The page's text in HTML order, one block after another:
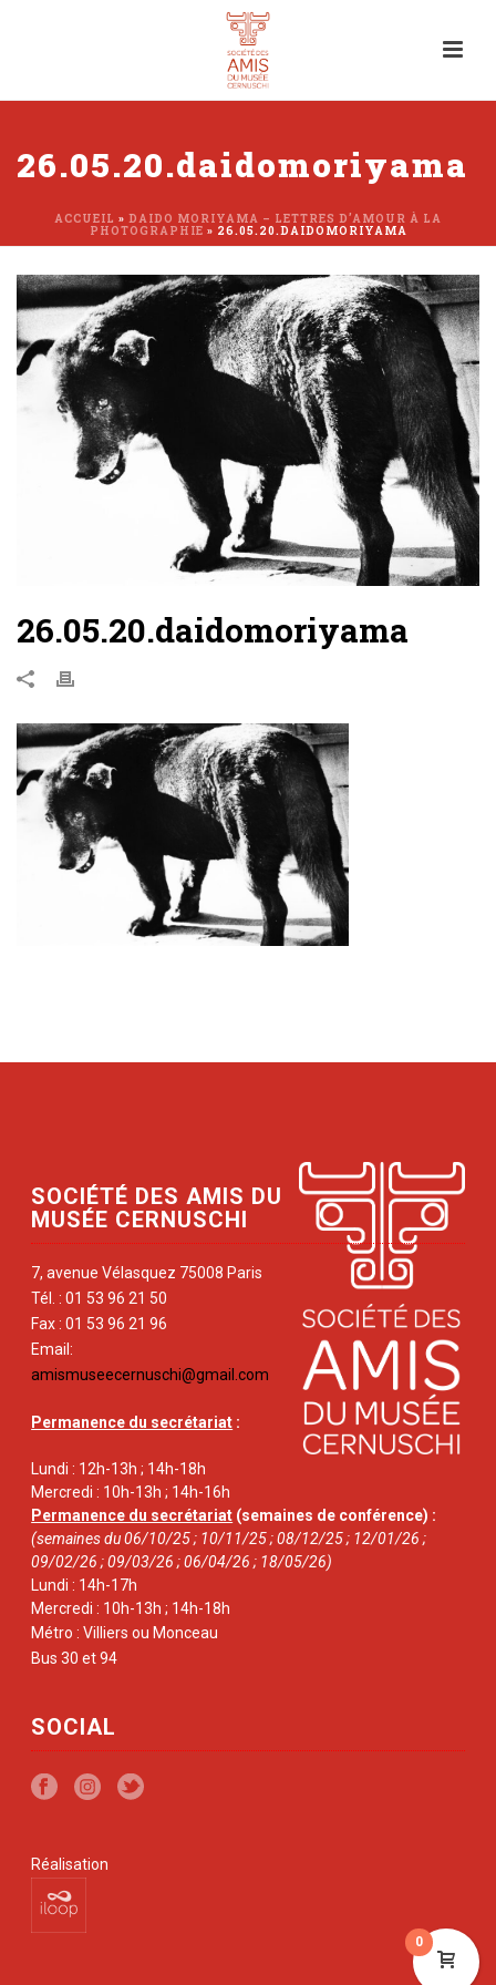
26.05.20.daidomoriyama
ACCUEIL » DAIDO MORIYAMA – LETTRES D’AMOUR À LA
PHOTOGRAPHIE » 26.05.20.DAIDOMORIYAMA
26.05.20.daidomoriyama
SOCIÉTÉ DES AMIS DU
MUSÉE CERNUSCHI
7, avenue Vélasquez 75008 Paris
Tél. : 01 53 96 21 50
Fax : 01 53 96 21 96
Email:
amismuseecernuschi@gmail.com
Permanence du secrétariat :
Lundi : 12h-13h ; 14h-18h
Mercredi : 10h-13h ; 14h-16h
Permanence du secrétariat (semaines de conférence) :
(semaines du 06/10/25 ; 10/11/25 ; 08/12/25 ; 12/01/26 ;
09/02/26 ; 09/03/26 ; 06/04/26 ; 18/05/26)
Lundi : 14h-17h
Mercredi : 10h-13h ; 14h-18h
Métro : Villiers ou Monceau
Bus 30 et 94
SOCIAL
Réalisation
0